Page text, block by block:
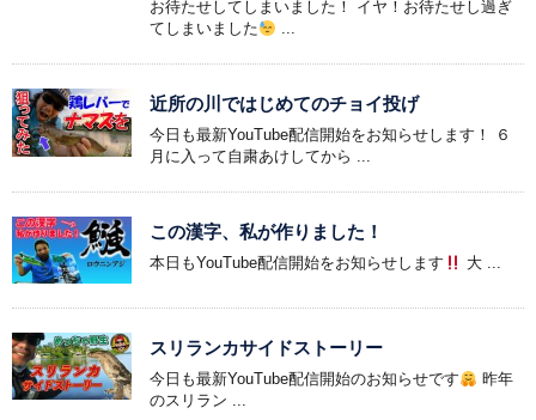
お待たせしてしまいました！ イヤ！お待たせし過ぎ
てしまいました
...
近所の川ではじめてのチョイ投げ
今日も最新YouTube配信開始をお知らせします！ ６
月に入って自粛あけしてから ...
この漢字、私が作りました！
本日もYouTube配信開始をお知らせします 大 ...
スリランカサイドストーリー
今日も最新YouTube配信開始のお知らせです
昨年
のスリラン ...